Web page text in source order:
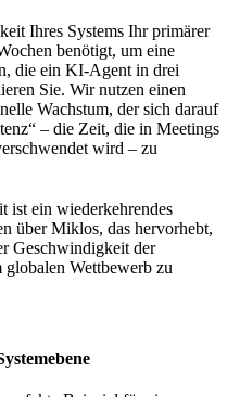
Ihres Systems Ihr primärer
benötigt, um eine
die ein KI-Agent in drei
Sie. Wir nutzen einen
Wachstum, der sich darauf
– die Zeit, die in Meetings
wird – zu
ist ein wiederkehrendes
über Miklos, das hervorhebt,
Geschwindigkeit der
globalen Wettbewerb zu